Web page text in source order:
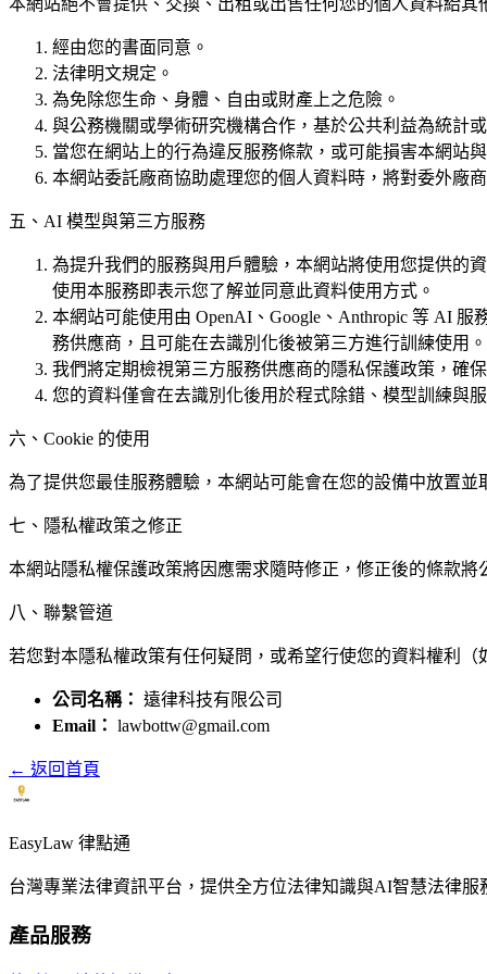
經由您的書面同意。
法律明文規定。
為免除您生命、身體、自由或財產上之危險。
與公務機關或學術研究機構合作，基於公共利益為統計
當您在網站上的行為違反服務條款，或可能損害本網站
本網站委託廠商協助處理您的個人資料時，將對委外廠
五、AI 模型與第三方服務
為提升我們的服務與用戶體驗，本網站將使用您提供的
使用本服務即表示您了解並同意此資料使用方式。
本網站可能使用由 OpenAI、Google、Anthropic 等 AI
務供應商，且可能在去識別化後被第三方進行訓練使用。
我們將定期檢視第三方服務供應商的隱私保護政策，確
您的資料僅會在去識別化後用於程式除錯、模型訓練與
六、Cookie 的使用
為了提供您最佳服務體驗，本網站可能會在您的設備中放置
七、隱私權政策之修正
本網站隱私權保護政策將因應需求隨時修正，修正後的條款將
八、聯繫管道
若您對本隱私權政策有任何疑問，或希望行使您的資料權利（
公司名稱： 遠律科技有限公司
Email： lawbottw@gmail.com
← 返回首頁
EasyLaw 律點通
台灣專業法律資訊平台，提供全方位法律知識與AI智慧法律服
產品服務